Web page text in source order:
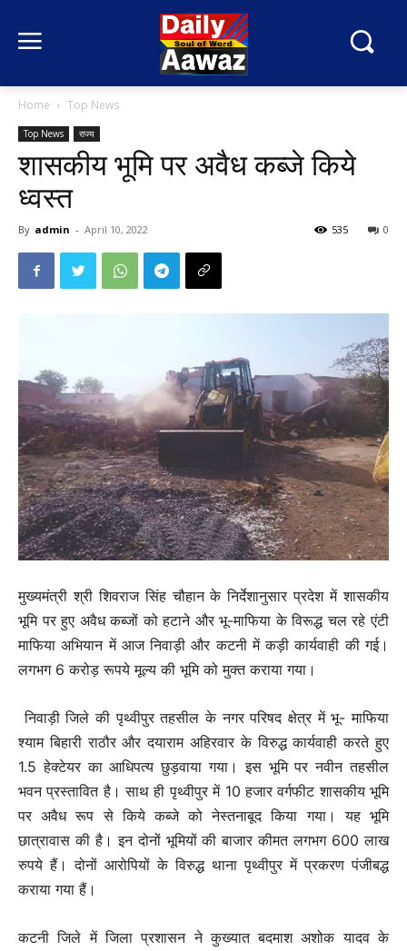
Home Top News
Top News राज्य
शासकीय भूमि पर अवैध कब्जे किये
ध्वस्त
By admin - April 10, 2022 0
535
मुख्यमंत्री श्री शिवराज सिंह चौहान के निर्देशानुसार प्रदेश में शासकीय
भूमि पर हुए अवैध कब्जों को हटाने और भू-माफिया के विरूद्ध चल रहे एंटी
माफिया अभियान में आज निवाड़ी और कटनी में कड़ी कार्यवाही की गई।
लगभग 6 करोड़ रूपये मूल्य की भूमि को मुक्त कराया गया।
निवाड़ी जिले की पृथ्वीपुर तहसील के नगर परिषद क्षेत्र में भू- माफिया
श्याम बिहारी राठौर और दयाराम अहिरवार के विरुद्ध कार्यवाही करते हुए
1.5 हेक्टेयर का आधिपत्य छुड़वाया गया। इस भूमि पर नवीन तहसील
भवन प्रस्तावित है। साथ ही पृथ्वीपुर में 10 हजार वर्गफीट शासकीय भूमि
पर अवैध रूप से किये कब्जे को नेस्तनाबूद किया गया। यह भूमि
छात्रावास की है। इन दोनों भूमियों की बाजार कीमत लगभग 600 लाख
रुपये हैं। दोनों आरोपियों के विरुद्ध थाना पृथ्वीपुर में प्रकरण पंजीबद्ध
कराया गया हैं।
कटनी जिले में जिला प्रशासन ने कुख्यात बदमाश अशोक यादव के